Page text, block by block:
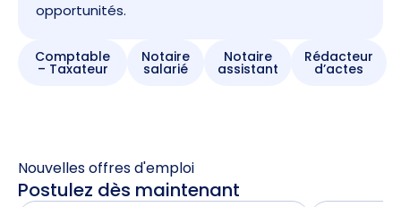
opportunités.
Comptable
– Taxateur
Notaire
salarié
Notaire
assistant
Rédacteur
d’actes
Nouvelles offres d'emploi
Postulez dès maintenant